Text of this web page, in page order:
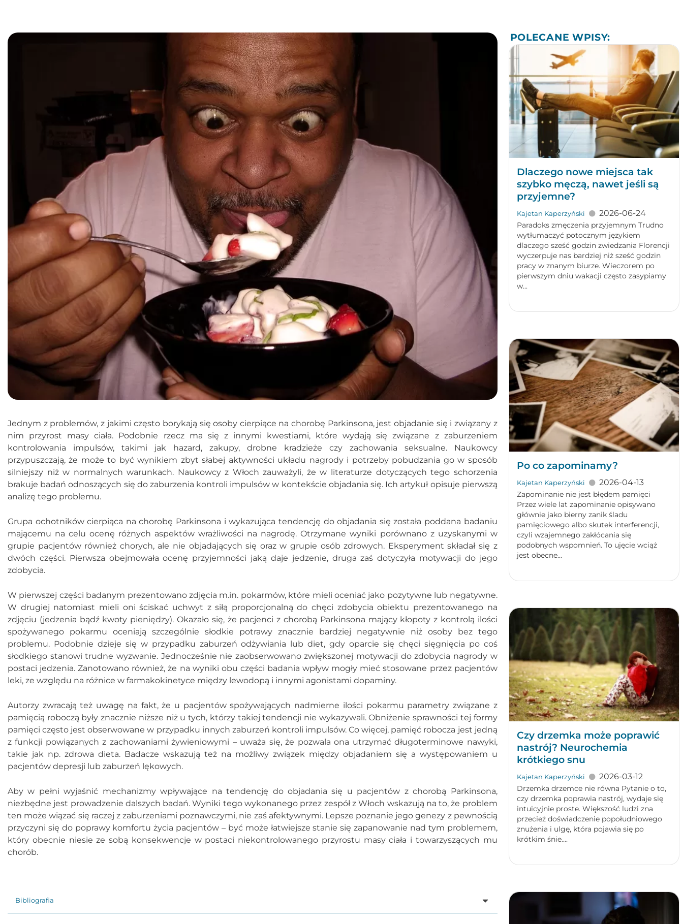
Jednym z problemów, z jakimi często borykają się osoby cierpiące na chorobę Parkinsona, jest objadanie się i związany z
nim przyrost masy ciała. Podobnie rzecz ma się z innymi kwestiami, które wydają się związane z zaburzeniem
kontrolowania impulsów, takimi jak hazard, zakupy, drobne kradzieże czy zachowania seksualne. Naukowcy
przypuszczają, że może to być wynikiem zbyt słabej aktywności układu nagrody i potrzeby pobudzania go w sposób
silniejszy niż w normalnych warunkach. Naukowcy z Włoch zauważyli, że w literaturze dotyczących tego schorzenia
brakuje badań odnoszących się do zaburzenia kontroli impulsów w kontekście objadania się. Ich artykuł opisuje pierwszą
analizę tego problemu.
Grupa ochotników cierpiąca na chorobę Parkinsona i wykazująca tendencję do objadania się została poddana badaniu
mającemu na celu ocenę różnych aspektów wrażliwości na nagrodę. Otrzymane wyniki porównano z uzyskanymi w
grupie pacjentów również chorych, ale nie objadających się oraz w grupie osób zdrowych. Eksperyment składał się z
dwóch części. Pierwsza obejmowała ocenę przyjemności jaką daje jedzenie, druga zaś dotyczyła motywacji do jego
zdobycia.
W pierwszej części badanym prezentowano zdjęcia m.in. pokarmów, które mieli oceniać jako pozytywne lub negatywne.
W drugiej natomiast mieli oni ściskać uchwyt z siłą proporcjonalną do chęci zdobycia obiektu prezentowanego na
zdjęciu (jedzenia bądź kwoty pieniędzy). Okazało się, że pacjenci z chorobą Parkinsona mający kłopoty z kontrolą ilości
spożywanego pokarmu oceniają szczególnie słodkie potrawy znacznie bardziej negatywnie niż osoby bez tego
problemu. Podobnie dzieje się w przypadku zaburzeń odżywiania lub diet, gdy oparcie się chęci sięgnięcia po coś
słodkiego stanowi trudne wyzwanie. Jednocześnie nie zaobserwowano zwiększonej motywacji do zdobycia nagrody w
postaci jedzenia. Zanotowano również, że na wyniki obu części badania wpływ mogły mieć stosowane przez pacjentów
leki, ze względu na różnice w farmakokinetyce między lewodopą i innymi agonistami dopaminy.
Autorzy zwracają też uwagę na fakt, że u pacjentów spożywających nadmierne ilości pokarmu parametry związane z
pamięcią roboczą były znacznie niższe niż u tych, którzy takiej tendencji nie wykazywali. Obniżenie sprawności tej formy
pamięci często jest obserwowane w przypadku innych zaburzeń kontroli impulsów. Co więcej, pamięć robocza jest jedną
z funkcji powiązanych z zachowaniami żywieniowymi – uważa się, że pozwala ona utrzymać długoterminowe nawyki,
takie jak np. zdrowa dieta. Badacze wskazują też na możliwy związek między objadaniem się a występowaniem u
pacjentów depresji lub zaburzeń lękowych.
Aby w pełni wyjaśnić mechanizmy wpływające na tendencję do objadania się u pacjentów z chorobą Parkinsona,
niezbędne jest prowadzenie dalszych badań. Wyniki tego wykonanego przez zespół z Włoch wskazują na to, że problem
ten może wiązać się raczej z zaburzeniami poznawczymi, nie zaś afektywnymi. Lepsze poznanie jego genezy z pewnością
przyczyni się do poprawy komfortu życia pacjentów – być może łatwiejsze stanie się zapanowanie nad tym problemem,
który obecnie niesie ze sobą konsekwencje w postaci niekontrolowanego przyrostu masy ciała i towarzyszących mu
chorób.
Bibliografia
POLECANE WPISY:
Dlaczego nowe miejsca tak
szybko męczą, nawet jeśli są
przyjemne?
Kajetan Kaperzyński 2026-06-24
Paradoks zmęczenia przyjemnym Trudno
wytłumaczyć potocznym językiem
dlaczego sześć godzin zwiedzania Florencji
wyczerpuje nas bardziej niż sześć godzin
pracy w znanym biurze. Wieczorem po
pierwszym dniu wakacji często zasypiamy
w...
Po co zapominamy?
Kajetan Kaperzyński 2026-04-13
Zapominanie nie jest błędem pamięci
Przez wiele lat zapominanie opisywano
głównie jako bierny zanik śladu
pamięciowego albo skutek interferencji,
czyli wzajemnego zakłócania się
podobnych wspomnień. To ujęcie wciąż
jest obecne...
Czy drzemka może poprawić
nastrój? Neurochemia
krótkiego snu
Kajetan Kaperzyński 2026-03-12
Drzemka drzemce nie równa Pytanie o to,
czy drzemka poprawia nastrój, wydaje się
intuicyjnie proste. Większość ludzi zna
przecież doświadczenie popołudniowego
znużenia i ulgę, która pojawia się po
krótkim śnie....